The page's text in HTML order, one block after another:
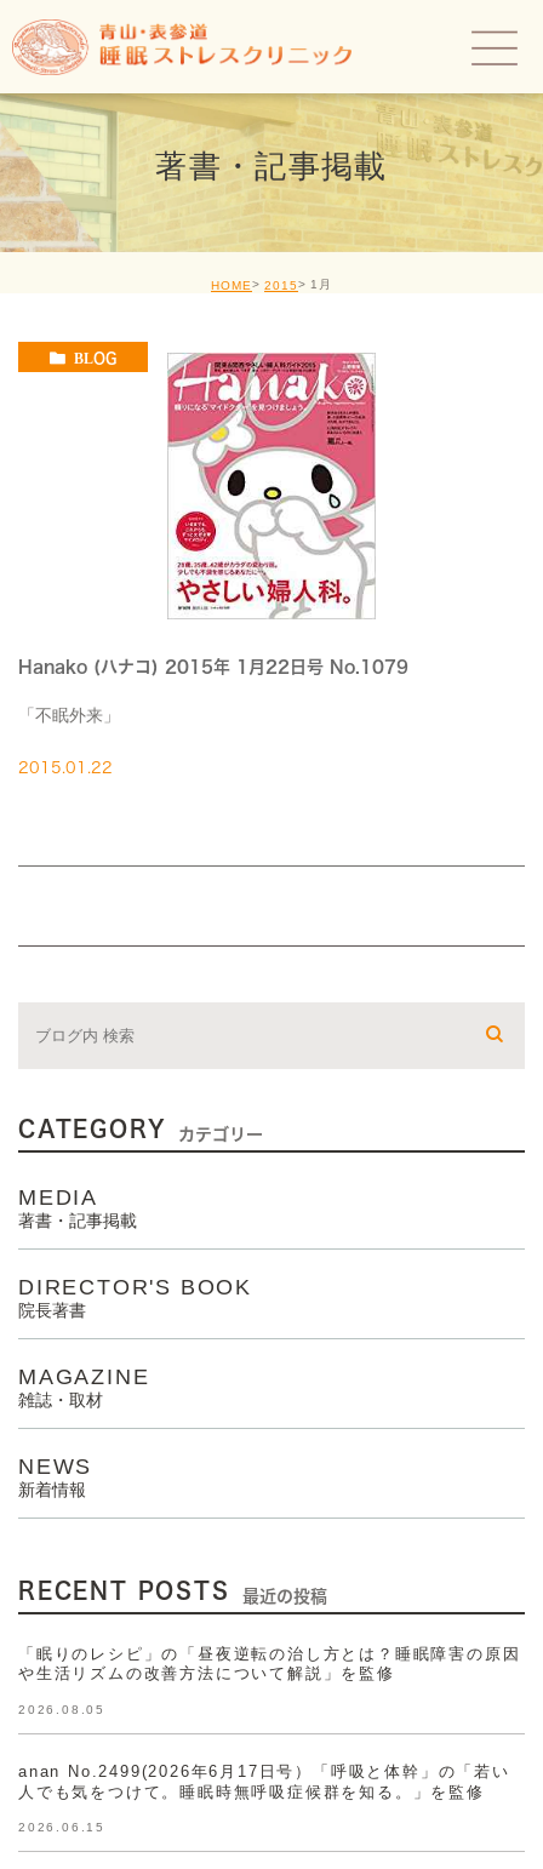
著書・記事掲載
HOME 2015 1月
BLOG
Hanako (ハナコ) 2015年 1月22日号 No.1079
「不眠外来」
2015.01.22
CATEGORY カテゴリー
MEDIA
著書・記事掲載
DIRECTOR'S BOOK
院長著書
MAGAZINE
雑誌・取材
NEWS
新着情報
RECENT POSTS 最近の投稿
「眠りのレシピ」の「昼夜逆転の治し方とは？睡眠障害の原因
や生活リズムの改善方法について解説」を監修
2026.08.05
anan No.2499(2026年6月17日号）「呼吸と体幹」の「若い
人でも気をつけて。睡眠時無呼吸症候群を知る。」を監修
2026.06.15